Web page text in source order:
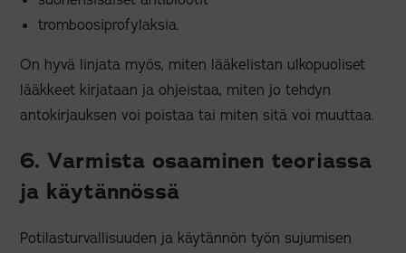
tromboosiprofylaksia.
On hyvä linjata myös, miten lääkelistan ulkopuoliset
lääkkeet kirjataan ja ohjeistaa, miten jo tehdyn
antokirjauksen voi poistaa tai miten sitä voi muuttaa.
6. Varmista osaaminen teoriassa
ja käytännössä
Potilasturvallisuuden ja käytännön työn sujumisen